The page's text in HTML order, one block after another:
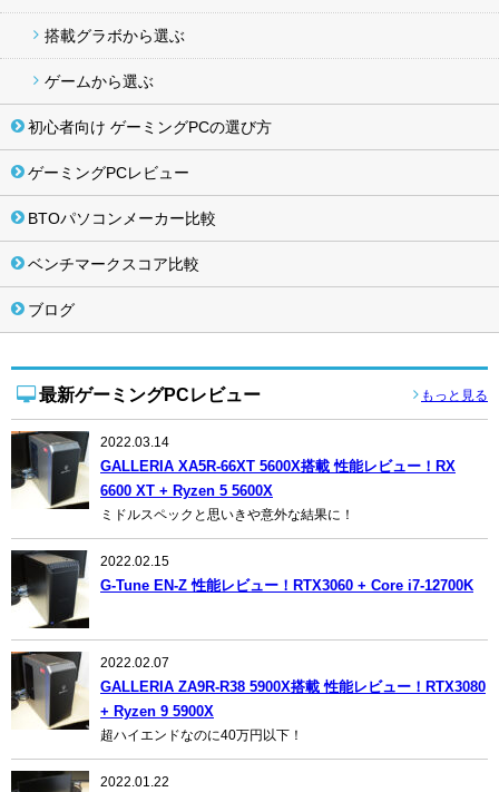
搭載グラボから選ぶ
ゲームから選ぶ
初心者向け ゲーミングPCの選び方
ゲーミングPCレビュー
BTOパソコンメーカー比較
ベンチマークスコア比較
ブログ
最新ゲーミングPCレビュー もっと見る
2022.03.14
GALLERIA XA5R-66XT 5600X搭載 性能レビュー！RX
6600 XT + Ryzen 5 5600X
ミドルスペックと思いきや意外な結果に！
2022.02.15
G-Tune EN-Z 性能レビュー！RTX3060 + Core i7-12700K
2022.02.07
GALLERIA ZA9R-R38 5900X搭載 性能レビュー！RTX3080
+ Ryzen 9 5900X
超ハイエンドなのに40万円以下！
2022.01.22